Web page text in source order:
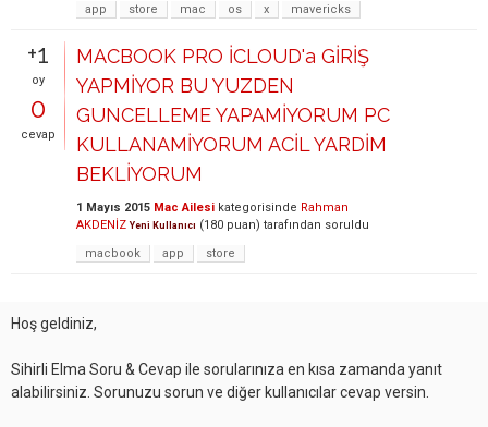
app
store mac os x mavericks
+1
oy
0
cevap
MACBOOK PRO İCLOUD'a GİRİŞ
YAPMİYOR BU YUZDEN
GUNCELLEME YAPAMİYORUM PC
KULLANAMİYORUM ACİL YARDİM
BEKLİYORUM
1 Mayıs 2015 Mac Ailesi kategorisinde Rahman
AKDENİZ Yeni Kullanıcı (180 puan) tarafından soruldu
macbook
app store
Hoş geldiniz,
Sihirli Elma Soru & Cevap ile sorularınıza en kısa zamanda yanıt
alabilirsiniz. Sorunuzu sorun ve diğer kullanıcılar cevap versin.